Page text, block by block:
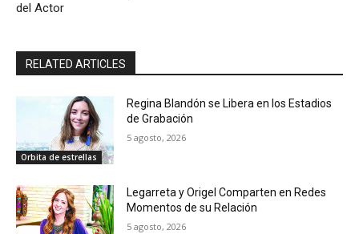
del Actor
RELATED ARTICLES
Orbita de estrellas
Regina Blandón se Libera en los Estadios
de Grabación
5 agosto, 2026
Legarreta y Origel Comparten en Redes
Momentos de su Relación
5 agosto, 2026